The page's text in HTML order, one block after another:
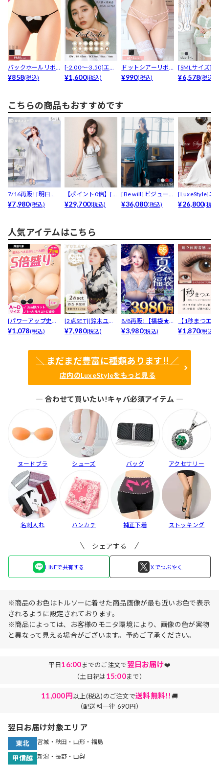
バックホールリボ
ンストリングフル
¥858(税込)
[-2.00～-3.50]エバ
ーカラー...
¥1,600(税込)
ドットシアーリボ
ンコードフルバッ
¥990(税込)
[SMLサイズ]
クラインバッ
¥6,578(税込)
こちらの商品もおすすめです
7/16再販! [明日花
キララ着用]S...
¥7,980(税込)
【ポイント0倍】[G
LAMOROUS ...
¥29,700(税込)
[Be will] ビジュー
ドレーププ...
¥36,080(税込)
[LuxeStyle]エ
ントレース...
¥26,800(税込)
人気アイテムはこちら
[パワーアップ史上
最強5倍盛りアップ
¥1,078(税込)
[2点SET][鈴木ユリ
ア(baby)...
¥7,980(税込)
8/8再販!【福袋★
ブラセット3点
¥3,980(税込)
【1秒まつエ
リュームタイ
¥1,870(税込)
＼ まだまだ豊富に種類あります!! ／
店内のLuxeStyleをもっと見る
― 合わせて買いたい!キャバ必須アイテム ―
ヌードブラ シューズ バッグ アクセサリー
名刺入れ ハンカチ 補正下着 ストッキング
シェアする
LINEで共有する Ｘでつぶやく
※商品のお色はトルソーに着せた商品画像が最も近いお色で表示
されるように設定されております。
※商品によっては、お客様のモニタ環境により、画像の色が実物
と異なって見える場合がございます。予めご了承ください。
平日16:00までのご注文で翌日お届け❤️
（土日祝は15:00まで）
11,000円以上(税込)のご注文で送料無料!!🚚
（配送料一律 690円）
翌日お届け対象エリア
東北 宮城・秋田・山形・福島
甲信越 新潟・長野・山梨